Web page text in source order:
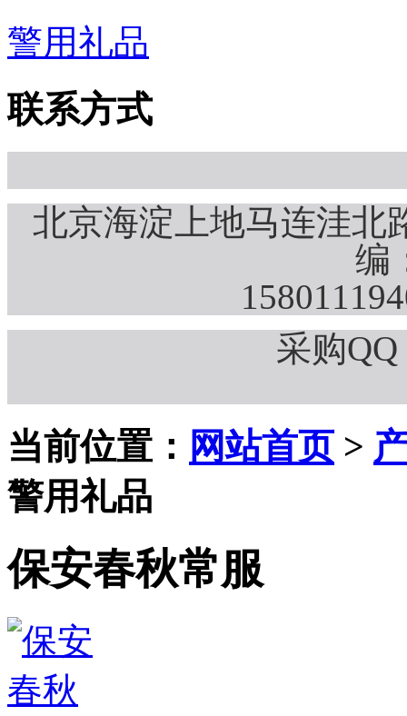
警用礼品
联系方式
北京海淀上地马连洼北
编
采购QQ
当前位置： 网站首页>
警用礼品
保安春秋常服